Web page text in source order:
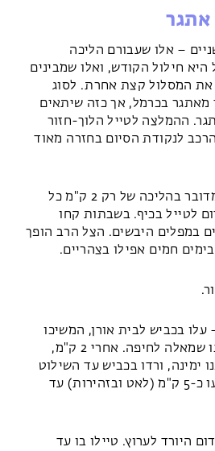
אתגר
– אלו שעבורם הליכה
היא חילול הקודש, ואלו שמבינים
את המסלול קצת אחרת. לסוג
מאתגר בכרמל, אך כזה שיתאים
ההמלצה לטייל הלוך-חזור
לנקודת הסיום בחזרה מאוד
אמנם על המפה נראה שמדובר בהליכה של רק 2 ק"מ כל
לטייל בכיף. בשבתות קחו
במפלים היבשים. הצל הרב הופך
חמים אפילו בצהריים.
עלו בכביש לבית אורן, המשיכו
לכיכר של צומת דמון, ופנו שמאלה לחיפה. אחרי 2 ק"מ,
ימינה, ורדו בכביש עד השילוט
ימינה לדרך נוף כרמל. סעו כ-5 ק"מ (לאט ובזהירות) עד
היורד לערוץ. טיילו בו עד